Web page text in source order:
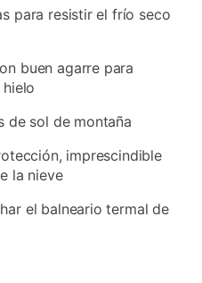
para resistir el frío seco
buen agarre para
de sol de montaña
imprescindible
la nieve
el balneario termal de